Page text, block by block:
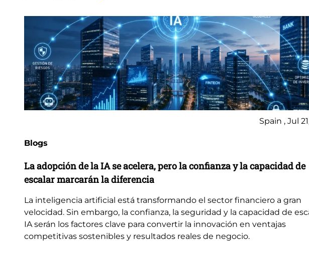
Spain , Jul
Blogs
La adopción de la IA se acelera, pero la confianza y la capacidad de
escalar marcarán la diferencia
La inteligencia artificial está transformando el sector financiero a gran
velocidad. Sin embargo, la confianza, la seguridad y la capacidad de
IA serán los factores clave para convertir la innovación en ventajas
competitivas sostenibles y resultados reales de negocio.